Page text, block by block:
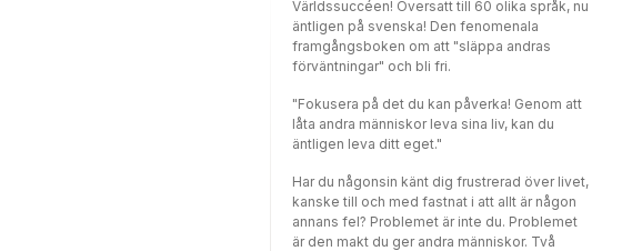
Världssuccéen! Översatt till 60 olika språk, nu
äntligen på svenska! Den fenomenala
framgångsboken om att "släppa andras
förväntningar" och bli fri.
"Fokusera på det du kan påverka! Genom att
låta andra människor leva sina liv, kan du
äntligen leva ditt eget."
Har du någonsin känt dig frustrerad över livet,
kanske till och med fastnat i att allt är någon
annans fel? Problemet är inte du. Problemet
är den makt du ger andra människor. Två